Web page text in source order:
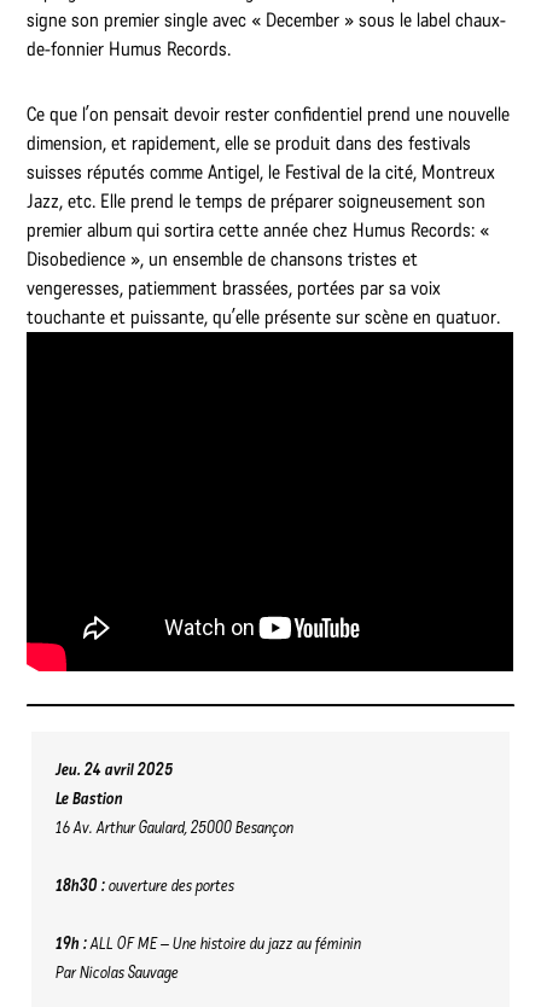
signe son premier single avec « December » sous le label chaux-
de-fonnier Humus Records.
Ce que l’on pensait devoir rester confidentiel prend une nouvelle
dimension, et rapidement, elle se produit dans des festivals
suisses réputés comme Antigel, le Festival de la cité, Montreux
Jazz, etc. Elle prend le temps de préparer soigneusement son
premier album qui sortira cette année chez Humus Records: «
Disobedience », un ensemble de chansons tristes et
vengeresses, patiemment brassées, portées par sa voix
touchante et puissante, qu’elle présente sur scène en quatuor.
Jeu. 24 avril 2025
Le Bastion
16 Av. Arthur Gaulard, 25000 Besançon
18h30 :ouverture des portes
19h :ALL OF ME – Une histoire du jazz au féminin
Par Nicolas Sauvage